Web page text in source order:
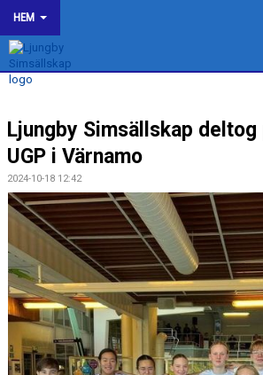
HEM
LJUNGBY SIMSÄLLSKAP
OM KLUBBEN
BILDGALLERI
KONTAKT
SPONSORER
KALENDER
WEBSHOP
HJÄLP TILL I LJUNGBY SS
Ljungby Simsällskap deltog
UGP i Värnamo
2024-10-18 12:42